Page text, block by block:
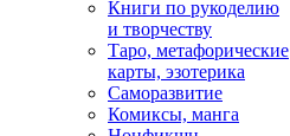
Книги по рукоделию
и творчеству
Таро, метафорические
карты, эзотерика
Саморазвитие
Комиксы, манга